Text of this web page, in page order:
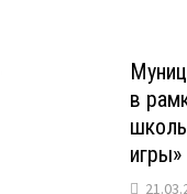
в
игры»